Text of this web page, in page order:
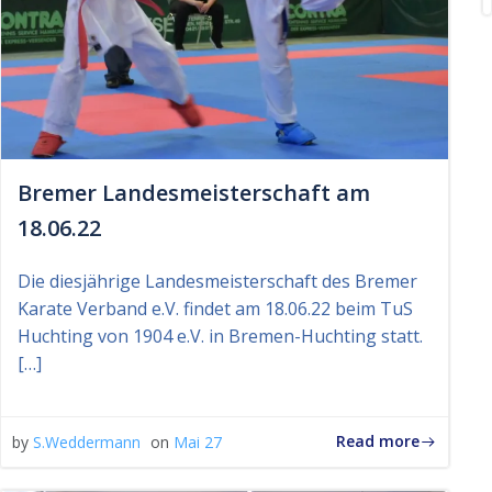
Bremer Landesmeisterschaft am
18.06.22
Die diesjährige Landesmeisterschaft des Bremer
Karate Verband e.V. findet am 18.06.22 beim TuS
Huchting von 1904 e.V. in Bremen-Huchting statt.
[…]
by S.Weddermann on Mai 27 Read more